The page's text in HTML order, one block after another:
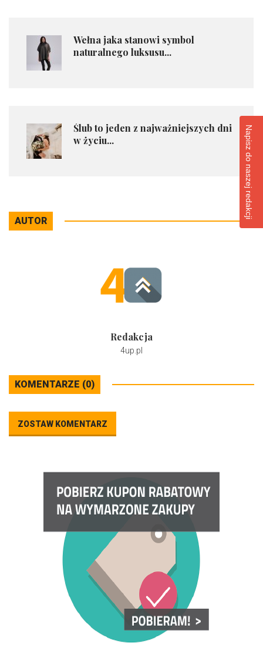
Wełna jaka stanowi symbol
naturalnego luksusu...
Ślub to jeden z najważniejszych dni
w życiu...
AUTOR
Redakcja
4up.pl
KOMENTARZE (0)
ZOSTAW KOMENTARZ
Napisz do naszej redakcji